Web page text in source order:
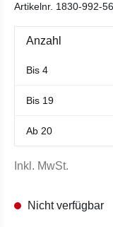
Artikelnr. 1830-992-
Anzahl
Bis 4
Bis 19
Ab 20
Inkl. MwSt.
Nicht verfügbar